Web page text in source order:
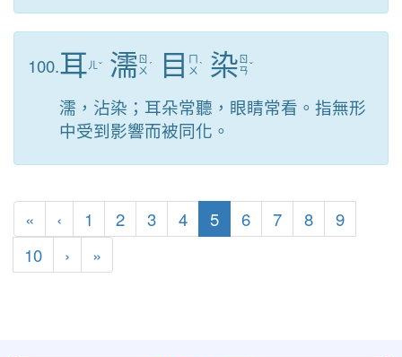
100.耳 ㄦ ˇ 濡 ㄖ
ㄨ ˊ 目
ㄇ
ㄨ ˋ 染 ㄖ
ㄢˇ
濡，沾染；耳朵常聽，眼睛常看。指無形
中受到影響而被同化。
« 第一頁
‹ 上一頁
1 2 3 4 5(目前頁次)
6 7 8
9
10
› 下一頁
»